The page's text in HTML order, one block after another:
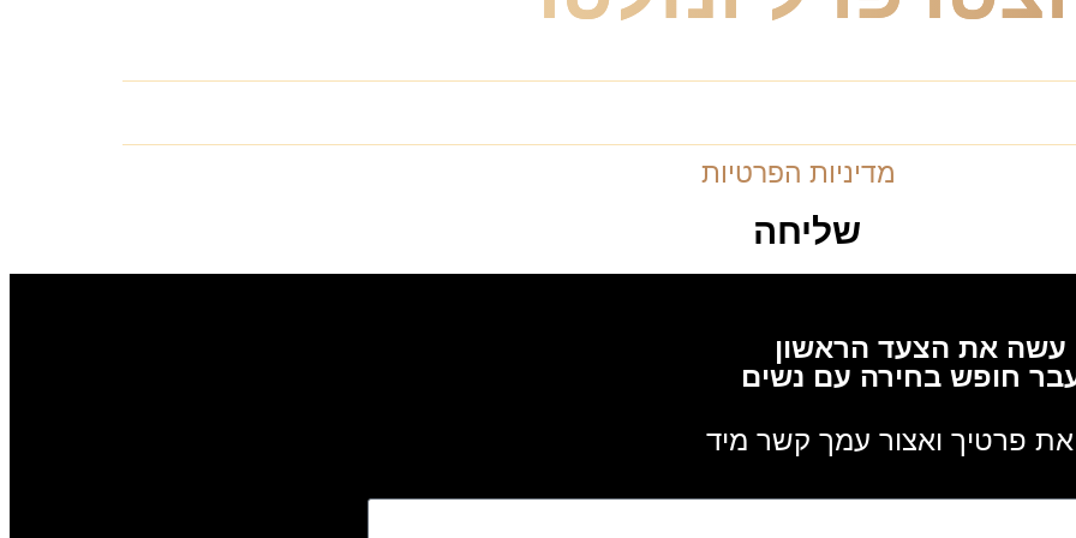
מדיניות הפרטיות
שליחה
עשה את הצעד הראשון
חופש בחירה עם נשים
פרטיך ואצור עמך קשר מיד